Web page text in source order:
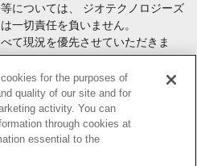
については、 ジオテクノロジーズ
一切責任を負いません。
て現況を優先させていただきま
達等を含みます）の際には、内容
供元より十分な説明を受け、ご自
い。
載、その他不動産業務ソリューシ
お問合せはこちら
for the purposes of
quality of our site and for
activity. You can
through cookies at
essential to the